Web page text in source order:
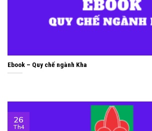
Ebook – Quy chế ngành Kha
26
Th4